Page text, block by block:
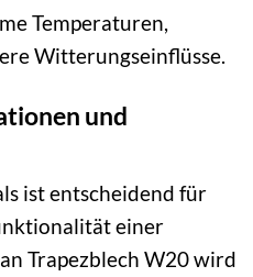
Temperaturen,
Witterungseinflüsse.
und
ist entscheidend für
einer
Trapezblech W20 wird